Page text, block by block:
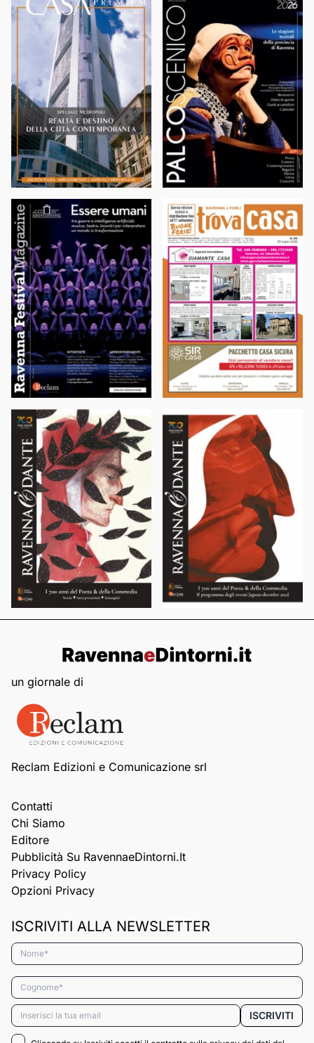
un giornale di
Reclam Edizioni e Comunicazione srl
Contatti
Chi Siamo
Editore
Pubblicità Su RavennaeDintorni.it
Privacy Policy
Opzioni Privacy
ISCRIVITI ALLA NEWSLETTER
Nome*
Cognome*
Email* ISCRIVITI